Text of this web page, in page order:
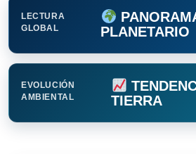
LECTURA
GLOBAL
PLANETARIO
EVOLUCIÓN
AMBIENTAL
TIERRA